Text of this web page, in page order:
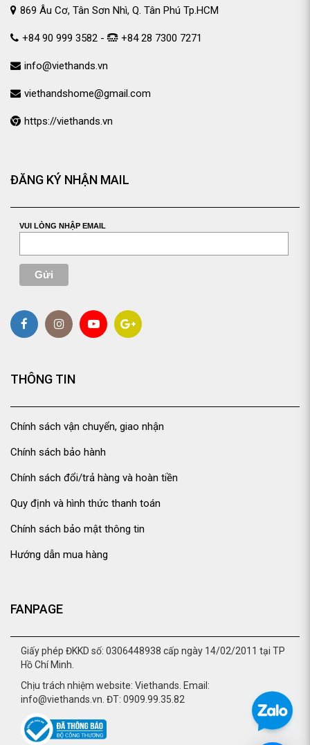
869 Âu Cơ, Tân Sơn Nhì, Q. Tân Phú Tp.HCM
+84 90 999 3582 - +84 28 7300 7271
info@viethands.vn
viethandshome@gmail.com
https://viethands.vn
ĐĂNG KÝ NHẬN MAIL
VUI LÒNG NHẬP EMAIL
THÔNG TIN
Chính sách vận chuyển, giao nhận
Chính sách bảo hành
Chính sách đổi/trả hàng và hoàn tiền
Quy định và hình thức thanh toán
Chính sách bảo mật thông tin
Hướng dẫn mua hàng
FANPAGE
Giấy phép ĐKKD số: 0306448938 cấp ngày 14/02/2011 tại TP
Hồ Chí Minh.
Chịu trách nhiệm website: Viethands. Email:
info@viethands.vn. ĐT: 0909.99.35.82